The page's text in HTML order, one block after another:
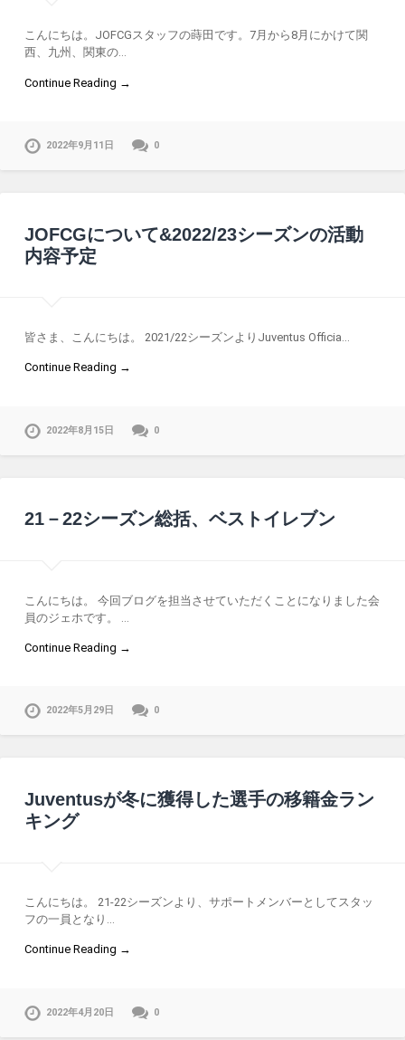
こんにちは。JOFCGスタッフの蒔田です。7月から8月にかけて関
西、九州、関東の…
Continue Reading →
2022年9月11日 0
JOFCGについて&2022/23シーズンの活動
内容予定
皆さま、こんにちは。 2021/22シーズンよりJuventus Officia…
Continue Reading →
2022年8月15日 0
21－22シーズン総括、ベストイレブン
こんにちは。 今回ブログを担当させていただくことになりました会
員のジェホです。 …
Continue Reading →
2022年5月29日 0
Juventusが冬に獲得した選手の移籍金ラン
キング
こんにちは。 21-22シーズンより、サポートメンバーとしてスタッ
フの一員となり…
Continue Reading →
2022年4月20日 0